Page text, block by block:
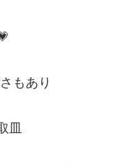
もあり
皿